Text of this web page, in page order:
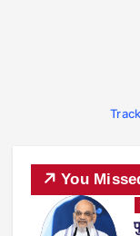
You